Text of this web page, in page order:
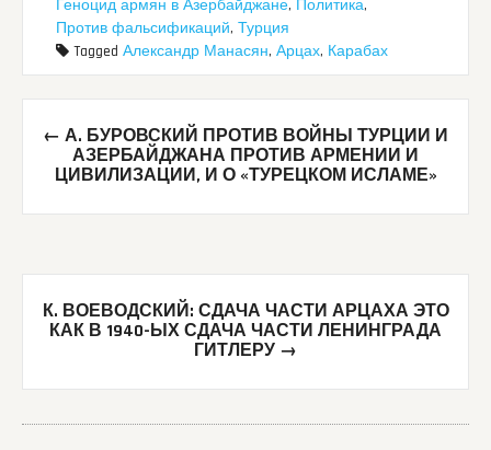
Геноцид армян в Азербайджане, Политика,
Против фальсификаций, Турция
Tagged Александр Манасян, Арцах, Карабах
Post
navigation
← А. БУРОВСКИЙ ПРОТИВ ВОЙНЫ ТУРЦИИ И
АЗЕРБАЙДЖАНА ПРОТИВ АРМЕНИИ И
ЦИВИЛИЗАЦИИ, И О «ТУРЕЦКОМ ИСЛАМЕ»
К. ВОЕВОДСКИЙ: СДАЧА ЧАСТИ АРЦАХА ЭТО
КАК В 1940-ЫХ СДАЧА ЧАСТИ ЛЕНИНГРАДА
ГИТЛЕРУ →